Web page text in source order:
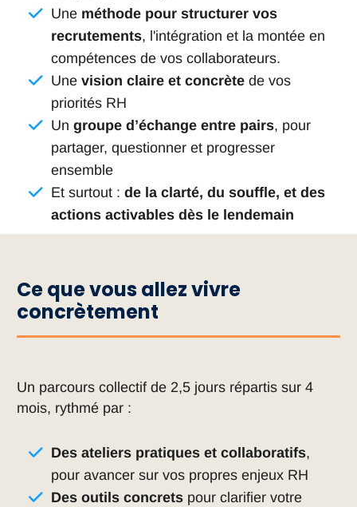
Une méthode pour structurer vos
recrutements, l'intégration et la montée en
compétences de vos collaborateurs.
Une vision claire et concrète de vos
priorités RH
Un groupe d’échange entre pairs, pour
partager, questionner et progresser
ensemble
Et surtout : de la clarté, du souffle, et des
actions activables dès le lendemain
Ce que vous allez vivre
concrètement
Un parcours collectif de 2,5 jours répartis sur 4
mois, rythmé par :
Des ateliers pratiques et collaboratifs,
pour avancer sur vos propres enjeux RH
Des outils concrets pour clarifier votre